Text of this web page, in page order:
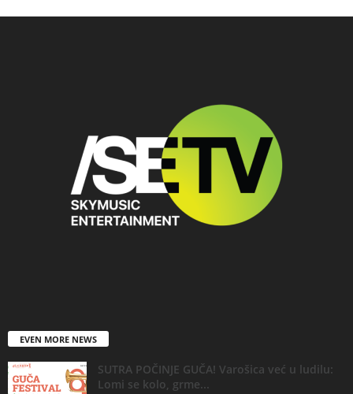
EVEN MORE NEWS
SUTRA POČINJE GUČA! Varošica već u ludilu:
Lomi se kolo, grme...